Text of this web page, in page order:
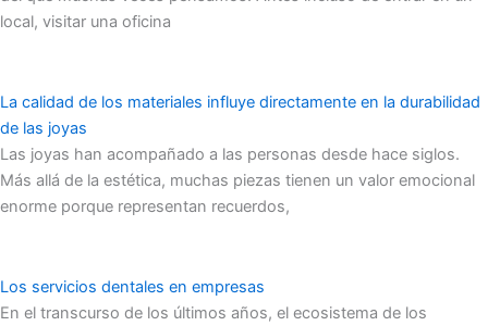
local, visitar una oficina
La calidad de los materiales influye directamente en la durabilidad
de las joyas
Las joyas han acompañado a las personas desde hace siglos.
Más allá de la estética, muchas piezas tienen un valor emocional
enorme porque representan recuerdos,
Los servicios dentales en empresas
En el transcurso de los últimos años, el ecosistema de los